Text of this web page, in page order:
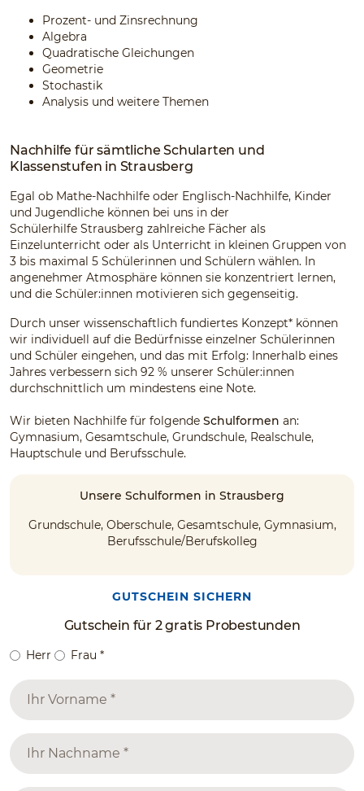
Prozent- und Zinsrechnung
Algebra
Quadratische Gleichungen
Geometrie
Stochastik
Analysis und weitere Themen
Nachhilfe für sämtliche Schularten und
Klassenstufen in Strausberg
Egal ob Mathe-Nachhilfe oder Englisch-Nachhilfe, Kinder
und Jugendliche können bei uns in der
Schülerhilfe Strausberg zahlreiche Fächer als
Einzelunterricht oder als Unterricht in kleinen Gruppen von
3 bis maximal 5 Schülerinnen und Schülern wählen. In
angenehmer Atmosphäre können sie konzentriert lernen,
und die Schüler:innen motivieren sich gegenseitig.
Durch unser wissenschaftlich fundiertes Konzept* können
wir individuell auf die Bedürfnisse einzelner Schülerinnen
und Schüler eingehen, und das mit Erfolg: Innerhalb eines
Jahres verbessern sich 92 % unserer Schüler:innen
durchschnittlich um mindestens eine Note.
Wir bieten Nachhilfe für folgende Schulformen an:
Gymnasium, Gesamtschule, Grundschule, Realschule,
Hauptschule und Berufsschule.
Unsere Schulformen in Strausberg
Grundschule, Oberschule, Gesamtschule, Gymnasium,
Berufsschule/Berufskolleg
GUTSCHEIN SICHERN
Gutschein für 2 gratis Probestunden
Herr Frau *